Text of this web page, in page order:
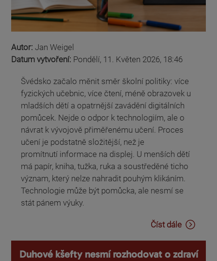
Autor: Jan Weigel
Datum vytvoření: Pondělí, 11. Květen 2026, 18:46
Švédsko začalo měnit směr školní politiky: více
fyzických učebnic, více čtení, méně obrazovek u
mladších dětí a opatrnější zavádění digitálních
pomůcek. Nejde o odpor k technologiím, ale o
návrat k vývojově přiměřenému učení. Proces
učení je podstatně složitější, než je
promítnutí informace na displej. U menších dětí
má papír, kniha, tužka, ruka a soustředěné ticho
význam, který nelze nahradit pouhým klikáním.
Technologie může být pomůcka, ale nesmí se
stát pánem výuky.
Číst dále
Duhové kšefty nesmí rozhodovat o zdraví